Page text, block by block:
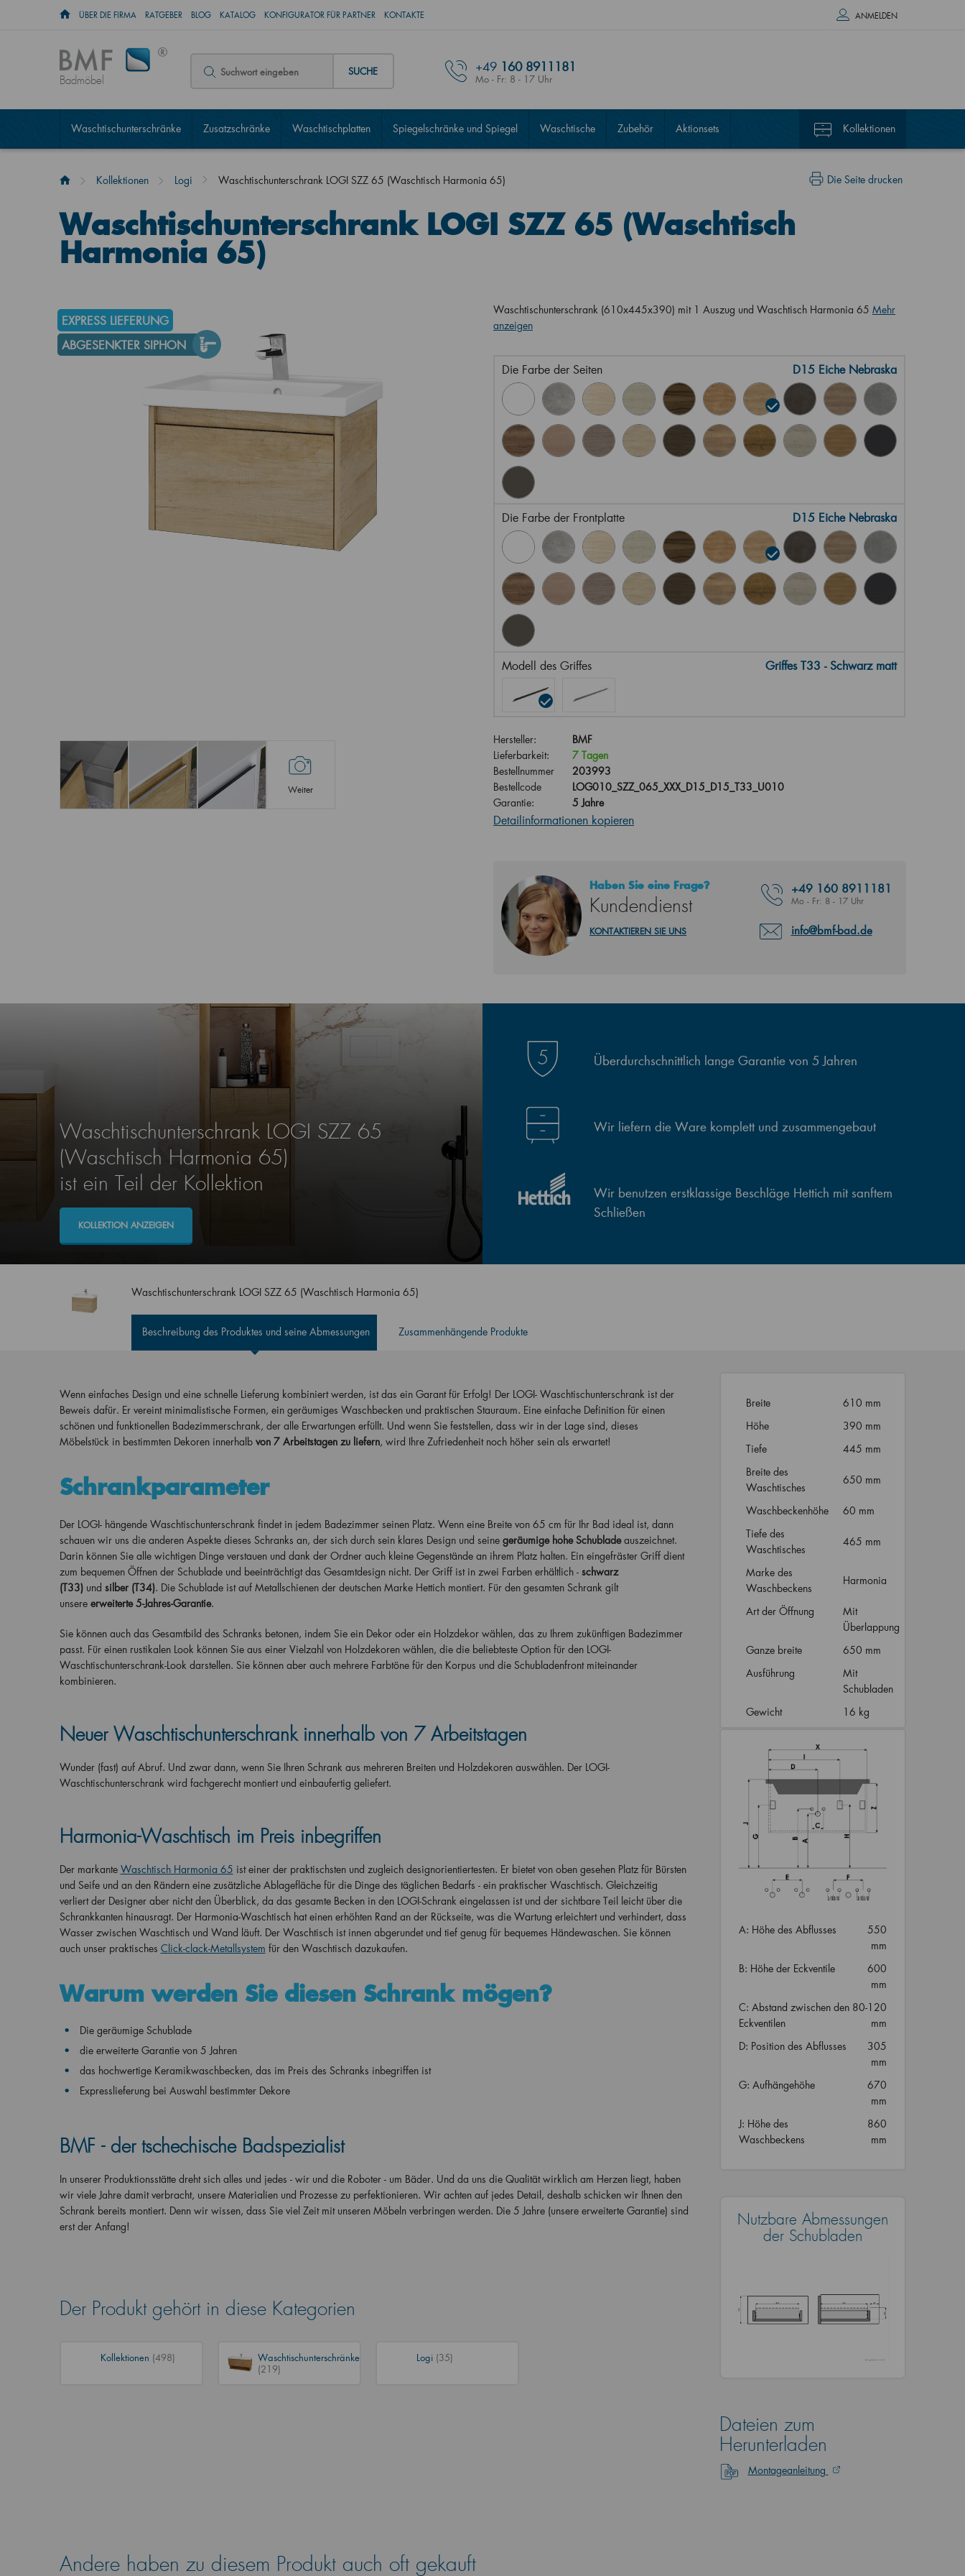
ÜBER DIE FIRMA RATGEBER BLOG KATALOG KONFIGURATOR FÜR PARTNER KONTAKTE ANMELDEN
Badmöbel
SUCHE +49 160 8911181
Mo - Fr: 8 - 17 Uhr
Waschtischunterschränke Zusatzschränke Waschtischplatten Spiegelschränke und Spiegel Waschtische Zubehör Aktionsets Kollektionen
Die Seite drucken
Kollektionen Logi Waschtischunterschrank LOGI SZZ 65 (Waschtisch Harmonia 65)
Waschtischunterschrank LOGI SZZ 65 (Waschtisch
Harmonia 65)
EXPRESS LIEFERUNG
ABGESENKTER SIPHON
Weiter
Waschtischunterschrank (610x445x390) mit 1 Auszug und Waschtisch Harmonia 65 Mehr
anzeigen
Die Farbe der Seiten D15 Eiche Nebraska
Die Farbe der Frontplatte D15 Eiche Nebraska
Modell des Griffes Griffes T33 - Schwarz matt
Hersteller:
BMF
Lieferbarkeit:
7 Tagen
Bestellnummer
203993
Bestellcode
LOG010_SZZ_065_XXX_D15_D15_T33_U010
Garantie:
5 Jahre
Detailinformationen kopieren
Haben Sie eine Frage?
Kundendienst
+49 160 8911181
Mo - Fr: 8 - 17 Uhr
info@bmf-bad.de
KONTAKTIEREN SIE UNS
Waschtischunterschrank LOGI SZZ 65
(Waschtisch Harmonia 65)
ist ein Teil der Kollektion
KOLLEKTION ANZEIGEN
Überdurchschnittlich lange Garantie von 5 Jahren
Wir liefern die Ware komplett und zusammengebaut
Wir benutzen erstklassige Beschläge Hettich mit sanftem
Schließen
Waschtischunterschrank LOGI SZZ 65 (Waschtisch Harmonia 65)
Beschreibung des Produktes und seine Abmessungen Zusammenhängende Produkte
Wenn einfaches Design und eine schnelle Lieferung kombiniert werden, ist das ein Garant für Erfolg! Der LOGI- Waschtischunterschrank ist der
Beweis dafür. Er vereint minimalistische Formen, ein geräumiges Waschbecken und praktischen Stauraum. Eine einfache Definition für einen
schönen und funktionellen Badezimmerschrank, der alle Erwartungen erfüllt. Und wenn Sie feststellen, dass wir in der Lage sind, dieses
Möbelstück in bestimmten Dekoren innerhalb von 7 Arbeitstagen zu liefern, wird Ihre Zufriedenheit noch höher sein als erwartet!
Schrankparameter
Der LOGI- hängende Waschtischunterschrank findet in jedem Badezimmer seinen Platz. Wenn eine Breite von 65 cm für Ihr Bad ideal ist, dann
schauen wir uns die anderen Aspekte dieses Schranks an, der sich durch sein klares Design und seine geräumige hohe Schublade auszeichnet.
Darin können Sie alle wichtigen Dinge verstauen und dank der Ordner auch kleine Gegenstände an ihrem Platz halten. Ein eingefräster Griff dient
zum bequemen Öffnen der Schublade und beeinträchtigt das Gesamtdesign nicht. Der Griff ist in zwei Farben erhältlich - schwarz
(T33) und silber (T34). Die Schublade ist auf Metallschienen der deutschen Marke Hettich montiert. Für den gesamten Schrank gilt
unsere erweiterte 5-Jahres-Garantie.
Sie können auch das Gesamtbild des Schranks betonen, indem Sie ein Dekor oder ein Holzdekor wählen, das zu Ihrem zukünftigen Badezimmer
passt. Für einen rustikalen Look können Sie aus einer Vielzahl von Holzdekoren wählen, die die beliebteste Option für den LOGI-
Waschtischunterschrank-Look darstellen. Sie können aber auch mehrere Farbtöne für den Korpus und die Schubladenfront miteinander
kombinieren.
Neuer Waschtischunterschrank innerhalb von 7 Arbeitstagen
Wunder (fast) auf Abruf. Und zwar dann, wenn Sie Ihren Schrank aus mehreren Breiten und Holzdekoren auswählen. Der LOGI-
Waschtischunterschrank wird fachgerecht montiert und einbaufertig geliefert.
Harmonia-Waschtisch im Preis inbegriffen
Der markante Waschtisch Harmonia 65 ist einer der praktischsten und zugleich designorientiertesten. Er bietet von oben gesehen Platz für Bürsten
und Seife und an den Rändern eine zusätzliche Ablagefläche für die Dinge des täglichen Bedarfs - ein praktischer Waschtisch. Gleichzeitig
verliert der Designer aber nicht den Überblick, da das gesamte Becken in den LOGI-Schrank eingelassen ist und der sichtbare Teil leicht über die
Schrankkanten hinausragt. Der Harmonia-Waschtisch hat einen erhöhten Rand an der Rückseite, was die Wartung erleichtert und verhindert, dass
Wasser zwischen Waschtisch und Wand läuft. Der Waschtisch ist innen abgerundet und tief genug für bequemes Händewaschen. Sie können
auch unser praktisches Click-clack-Metallsystem für den Waschtisch dazukaufen.
Warum werden Sie diesen Schrank mögen?
Die geräumige Schublade
die erweiterte Garantie von 5 Jahren
das hochwertige Keramikwaschbecken, das im Preis des Schranks inbegriffen ist
Expresslieferung bei Auswahl bestimmter Dekore
BMF - der tschechische Badspezialist
In unserer Produktionsstätte dreht sich alles und jedes - wir und die Roboter - um Bäder. Und da uns die Qualität wirklich am Herzen liegt, haben
wir viele Jahre damit verbracht, unsere Materialien und Prozesse zu perfektionieren. Wir achten auf jedes Detail, deshalb schicken wir Ihnen den
Schrank bereits montiert. Denn wir wissen, dass Sie viel Zeit mit unseren Möbeln verbringen werden. Die 5 Jahre (unsere erweiterte Garantie) sind
erst der Anfang!
Der Produkt gehört in diese Kategorien
Kollektionen (498)
Waschtischunterschränke
(219)
Logi (35)
Breite
610 mm
Höhe
390 mm
Tiefe
445 mm
Breite des
Waschtisches
650 mm
Waschbeckenhöhe
60 mm
Tiefe des
Waschtisches
465 mm
Marke des
Waschbeckens
Harmonia
Art der Öffnung
Mit
Überlappung
Ganze breite
650 mm
Ausführung
Mit
Schubladen
Gewicht
16 kg
A: Höhe des Abflusses
550
mm
B: Höhe der Eckventile
600
mm
C: Abstand zwischen den
Eckventilen
80-120
mm
D: Position des Abflusses
305
mm
G: Aufhängehöhe
670
mm
J: Höhe des
Waschbeckens
860
mm
Nutzbare Abmessungen
der Schubladen
Dateien zum
Herunterladen
Montageanleitung
Andere haben zu diesem Produkt auch oft gekauft